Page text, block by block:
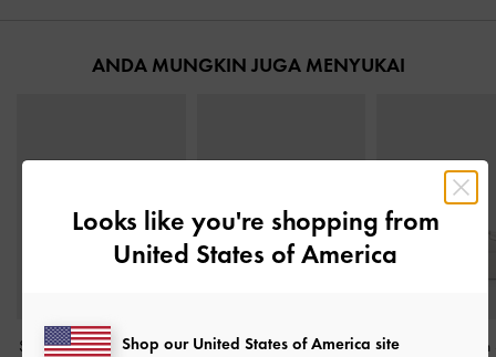
ANDA MUNGKIN JUGA MENYUKAI
Sandal Thong Flatform V-
Sepatu Mules Block-Heel
Sandal Flatform
Looks like you're shopping from
United States of America
Shop our United States of America site